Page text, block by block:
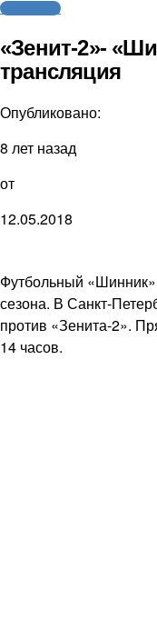
Трансляции
«Зенит-2»-
трансляция
Опубликовано:
8 лет назад
от
12.05.2018
Футбольный
сезона. В Санкт-
против «Зенита-2».
14 часов.